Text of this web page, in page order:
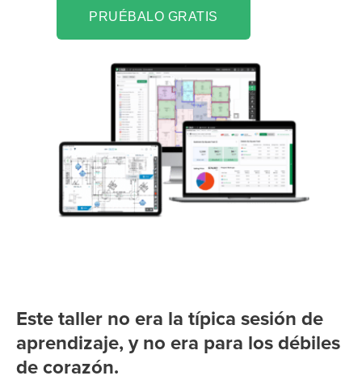
PRUÉBALO GRATIS
Este taller no era la típica sesión de
aprendizaje, y no era para los débiles
de corazón.